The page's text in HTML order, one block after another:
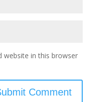
website in this browser